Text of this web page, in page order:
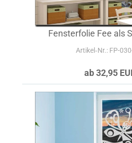
Fensterfolie Fee als
Artikel‑Nr.: FP-
ab 32,95